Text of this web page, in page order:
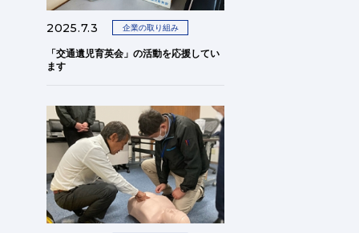
2025.7.3 企業の取り組み
「交通遺児育英会」の活動を応援してい
ます